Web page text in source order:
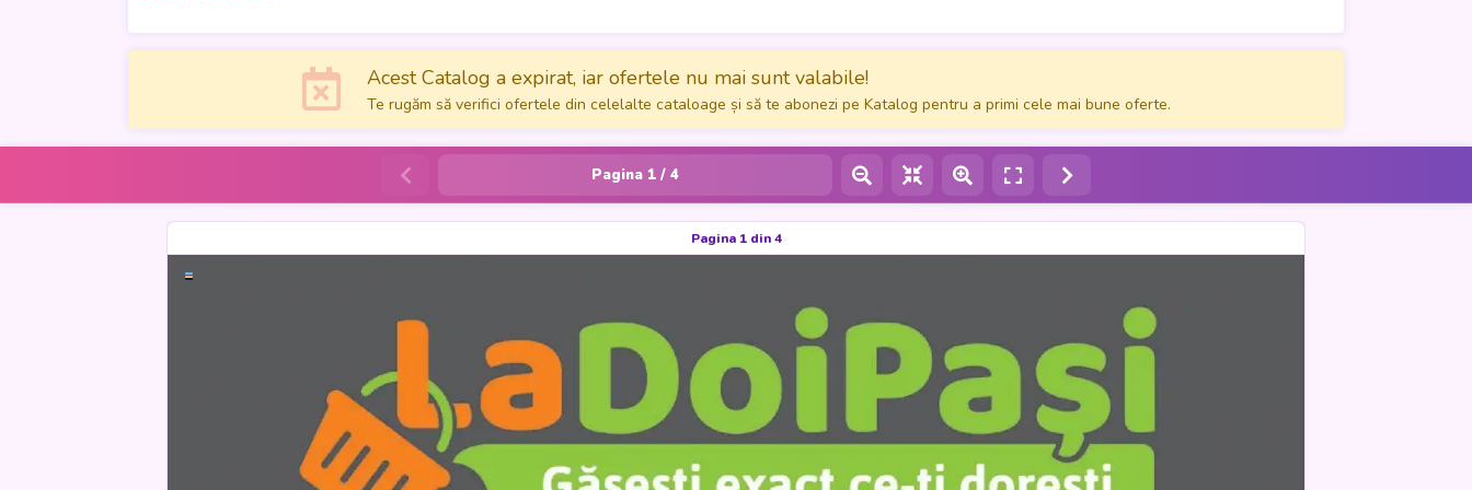
Acest Catalog a expirat, iar ofertele nu mai sunt valabile!
Te rugăm să verifici ofertele din celelalte cataloage și să te abonezi pe Katalog pentru a primi cele mai bune oferte.
Pagina 1 / 4
Pagina 1 din 4